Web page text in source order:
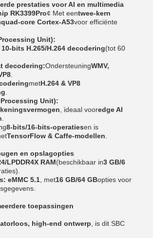
prestaties voor AI en multimedia
RK3399Pro¢ Met eentwee-kern
quad-core Cortex-A53voor efficiënte
Unit):
10-bits H.265/H.264 decodering(tot 60
decodering:OndersteuningWMV,
metH.264 & VP8
Processing Unit):
, ideaal vooredge AI
8-bits/16-bits-operatiesen is
TensorFlow & Caffe-modellen
en opslagopties
LPDDR4X RAM(beschikbaar in3 GB/6
eMMC 5.1 , met16 GB/64 GBopties voor
toepassingen
high-end ontwerp , is dit SBC